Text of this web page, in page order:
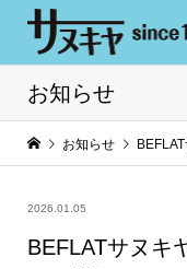
お知らせ
お知らせ BEFLATサヌ
2026.01.05
BEFLATサヌキ